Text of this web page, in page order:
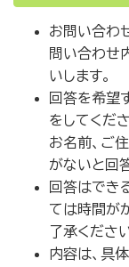
お問い合わ
問い合わせ
いします。
回答を希望
をしてくだ
お名前、ご
がないと回
回答はでき
ては時間が
了承ください
内容は、具